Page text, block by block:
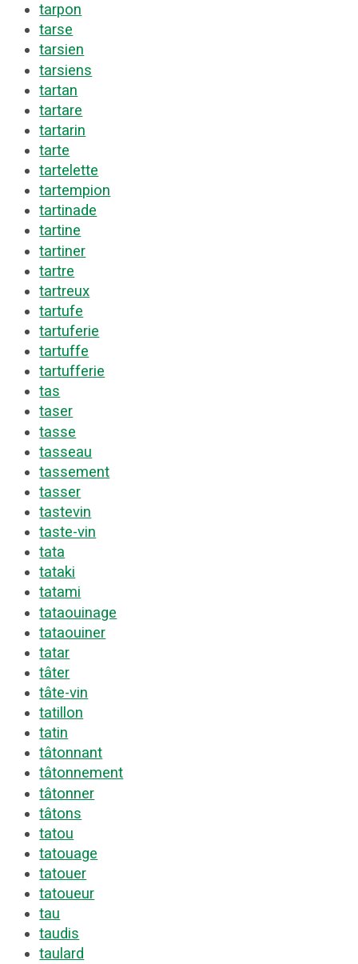
tarpon
tarse
tarsien
tarsiens
tartan
tartare
tartarin
tarte
tartelette
tartempion
tartinade
tartine
tartiner
tartre
tartreux
tartufe
tartuferie
tartuffe
tartufferie
tas
taser
tasse
tasseau
tassement
tasser
tastevin
taste-vin
tata
tataki
tatami
tataouinage
tataouiner
tatar
tâter
tâte-vin
tatillon
tatin
tâtonnant
tâtonnement
tâtonner
tâtons
tatou
tatouage
tatouer
tatoueur
tau
taudis
taulard